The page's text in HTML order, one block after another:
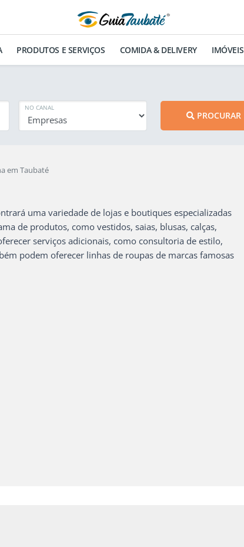
PRODUTOS E SERVIÇOS COMIDA & DELIVERY IMÓVEIS
NO CANAL
PROCURAR
em Taubaté
uma variedade de lojas e boutiques especializadas
de produtos, como vestidos, saias, blusas, calças,
serviços adicionais, como consultoria de estilo,
podem oferecer linhas de roupas de marcas famosas